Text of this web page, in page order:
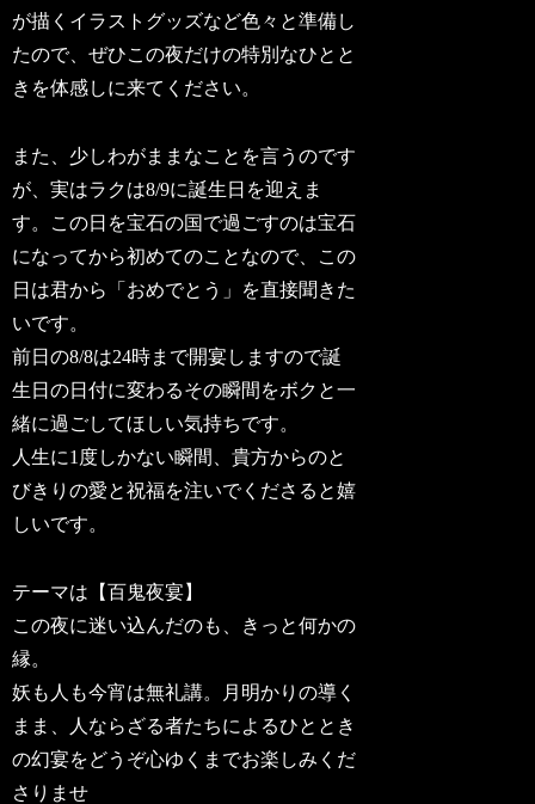
が描くイラストグッズなど色々と準備し
たので、ぜひこの夜だけの特別なひとと
きを体感しに来てください。
また、少しわがままなことを言うのです
が、実はラクは8/9に誕生日を迎えま
す。この日を宝石の国で過ごすのは宝石
になってから初めてのことなので、この
日は君から「おめでとう」を直接聞きた
いです。
前日の8/8は24時まで開宴しますので誕
生日の日付に変わるその瞬間をボクと一
緒に過ごしてほしい気持ちです。
人生に1度しかない瞬間、貴方からのと
びきりの愛と祝福を注いでくださると嬉
しいです。
テーマは【百鬼夜宴】
この夜に迷い込んだのも、きっと何かの
縁。
妖も人も今宵は無礼講。月明かりの導く
まま、人ならざる者たちによるひととき
の幻宴をどうぞ心ゆくまでお楽しみくだ
さりませ